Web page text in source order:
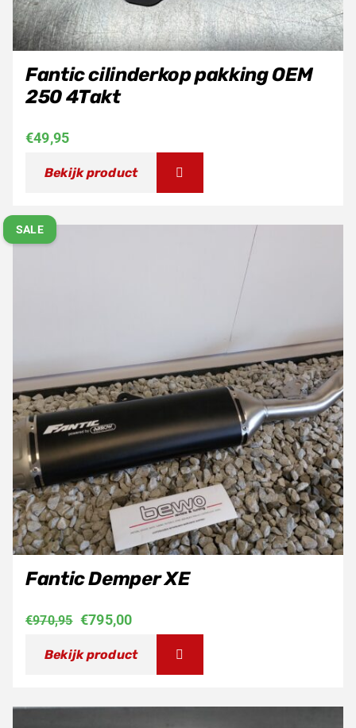
Fantic cilinderkop pakking OEM
250 4Takt
€49,95
Bekijk product
SALE
Fantic Demper XE
€970,95 Oorspronkelijke
prijs
€970,95.
€795,00Huidige
prijs
€795,00.
Bekijk product